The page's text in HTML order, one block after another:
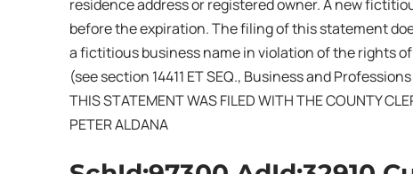
residence address or registered owner. A new
before the expiration. The filing of this statement
a fictitious business name in violation of the rights
(see section 14411 ET SEQ., Business and
THIS STATEMENT WAS FILED WITH THE COUNTY
PETER ALDANA